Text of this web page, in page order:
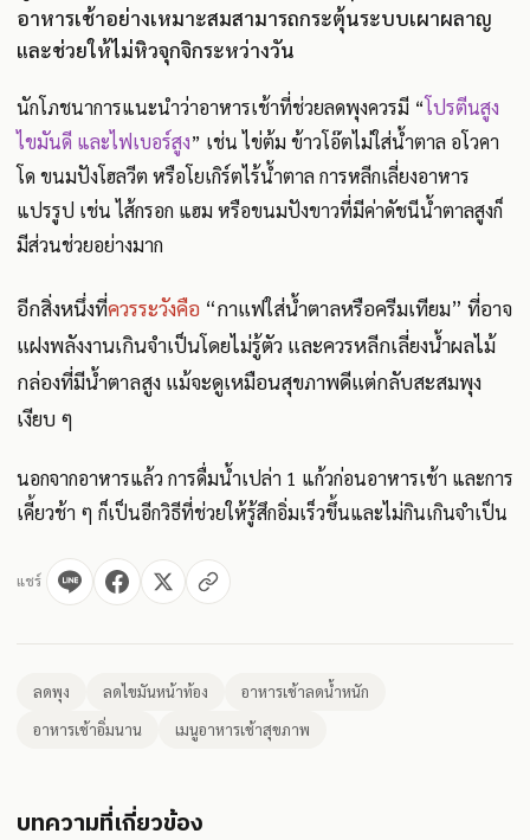
อาหารเช้าอย่างเหมาะสมสามารถกระตุ้นระบบเผาผลาญ
และช่วยให้ไม่หิวจุกจิกระหว่างวัน
นักโภชนาการแนะนำว่าอาหารเช้าที่ช่วยลดพุงควรมี “โปรตีนสูง
ไขมันดี และไฟเบอร์สูง” เช่น ไข่ต้ม ข้าวโอ๊ตไม่ใส่น้ำตาล อโวคา
โด ขนมปังโฮลวีต หรือโยเกิร์ตไร้น้ำตาล การหลีกเลี่ยงอาหาร
แปรรูป เช่น ไส้กรอก แฮม หรือขนมปังขาวที่มีค่าดัชนีน้ำตาลสูงก็
มีส่วนช่วยอย่างมาก
อีกสิ่งหนึ่งที่ควรระวังคือ “กาแฟใส่น้ำตาลหรือครีมเทียม” ที่อาจ
แฝงพลังงานเกินจำเป็นโดยไม่รู้ตัว และควรหลีกเลี่ยงน้ำผลไม้
กล่องที่มีน้ำตาลสูง แม้จะดูเหมือนสุขภาพดีแต่กลับสะสมพุง
เงียบ ๆ
นอกจากอาหารแล้ว การดื่มน้ำเปล่า 1 แก้วก่อนอาหารเช้า และการ
เคี้ยวช้า ๆ ก็เป็นอีกวิธีที่ช่วยให้รู้สึกอิ่มเร็วขึ้นและไม่กินเกินจำเป็น
แชร์
ลดพุง ลดไขมันหน้าท้อง
อาหารเช้าลดน้ำหนัก
อาหารเช้าอิ่มนาน
เมนูอาหารเช้าสุขภาพ
บทความที่เกี่ยวข้อง